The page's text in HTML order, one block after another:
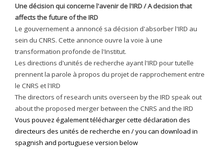
GEOGRAPHIC LOCATIONS
CURRENT PROJECTS
UMR NETWORKS
REGULAR SEMINARS
TRAINING COURSES
MASTER
ENGINEERING
EDUCATION AND TRAINING
Une décision qui concerne l'avenir de l'IRD / A decision that
affects the future of the IRD
Le gouvernement a annoncé sa décision d'absorber l'IRD au
sein du CNRS. Cette annonce ouvre la voie à une
transformation profonde de l'Institut.
Les directions d'unités de recherche ayant l'IRD pour tutelle
prennent la parole à propos du projet de rapprochement entre
le CNRS et l'IRD
The directors of research units overseen by the IRD speak out
about the proposed merger between the CNRS and the IRD
Vous pouvez également télécharger cette déclaration des
directeurs des unités de recherche en / you can download in
spagnish and portuguese version below